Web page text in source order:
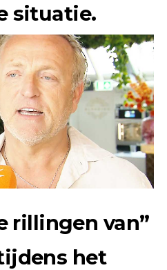
situatie.
rillingen van”
het